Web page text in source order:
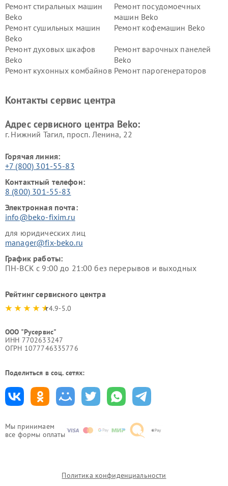
Мы принимаем
все формы оплаты
Ремонт стиральных машин
Beko
Ремонт посудомоечных
машин Beko
Ремонт сушильных машин
Beko
Ремонт кофемашин Beko
Ремонт духовых шкафов
Beko
Ремонт варочных панелей
Beko
Ремонт кухонных комбайнов Ремонт парогенераторов
Ремонт холодильников Beko Ремонт морозильных камер
Контакты сервис центра
Адрес сервисного центра Beko:
г. Нижний Тагил, просп. Ленина, 22
Горячая линия:
+7 (800) 301-55-83
Контактный телефон:
8 (800) 301-55-83
Электронная почта:
info@beko-fixim.ru
для юридических лиц
manager@fix-beko.ru
График работы:
ПН-ВСК с 9:00 до 21:00 без перерывов и выходных
Рейтинг сервисного центра
4.9-5.0
ООО "Русервис"
ИНН 7702633247
ОГРН 1077746335776
Поделиться в соц. сетях:
Политика конфиденциальности